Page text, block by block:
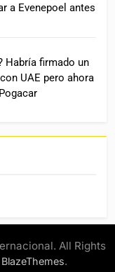
a Evenepoel antes
Habría firmado un
UAE pero ahora
All Rights
BlazeThemes.